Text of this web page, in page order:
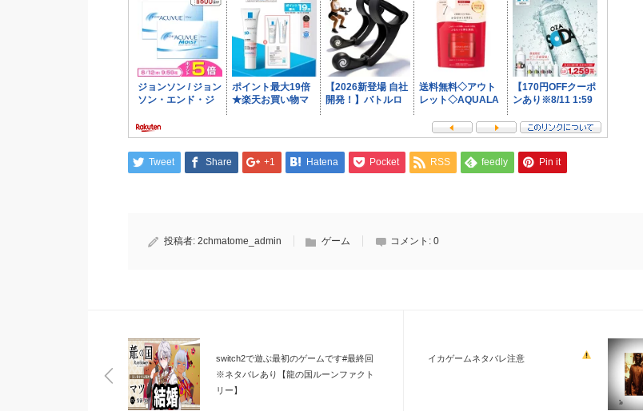
Tweet Share +1 Hatena Pocket RSS feedly Pin it
投稿者: 2chmatome_admin ゲーム コメント: 0
switch2で遊ぶ最初のゲームです#最終回
※ネタバレあり【龍の国ルーンファクト
リー】
イカゲームネタバレ注意